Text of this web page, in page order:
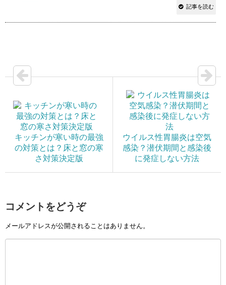
記事を読む
キッチンが寒い時の最強
の対策とは？床と窓の寒
さ対策決定版
ウイルス性胃腸炎は空気
感染？潜伏期間と感染後
に発症しない方法
コメントをどうぞ
メールアドレスが公開されることはありません。